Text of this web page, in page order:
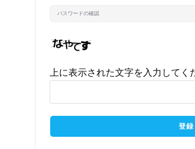
上に表示された文字を入力してく
登録